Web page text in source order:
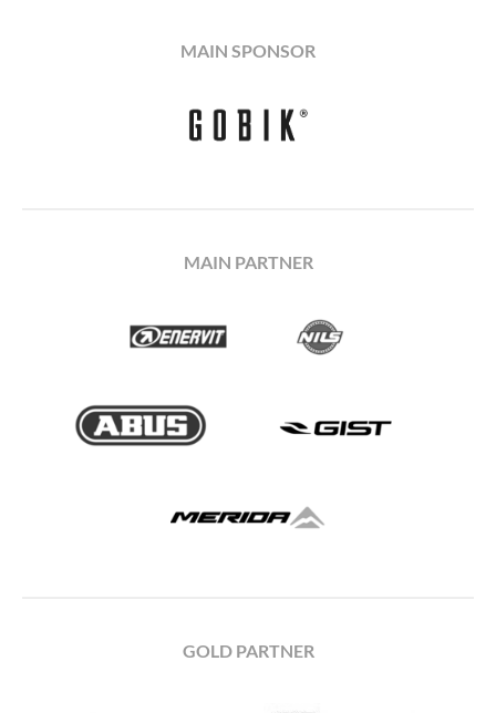
MAIN SPONSOR
MAIN PARTNER
GOLD PARTNER